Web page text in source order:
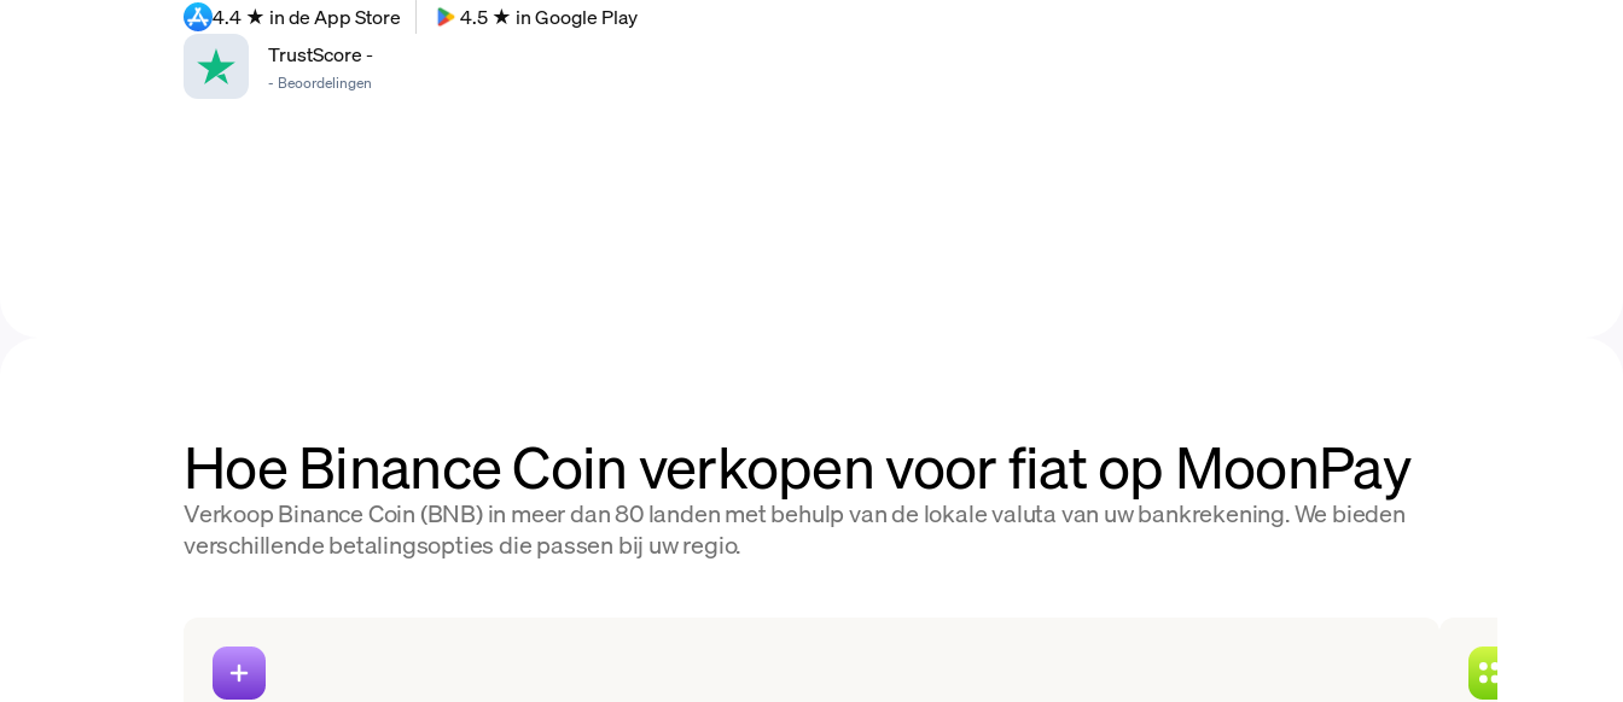
4.4 ★ in de App Store
4.5 ★ in Google Play
TrustScore-
- Beoordelingen
Hoe Binance Coin verkopen voor fiat op MoonPay
Verkoop Binance Coin (BNB) in meer dan 80 landen met behulp van de lokale valuta van uw bankrekening. We bieden
verschillende betalingsopties die passen bij uw regio.